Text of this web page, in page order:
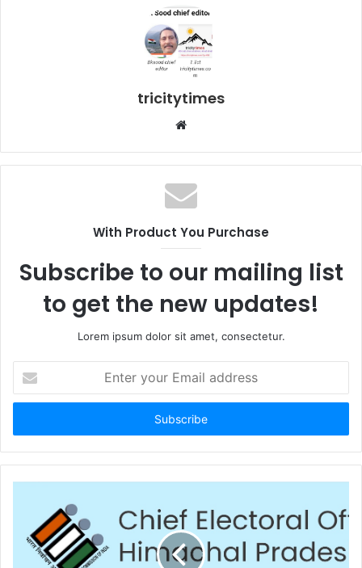
tricitytimes
Website
With Product You Purchase
Subscribe to our mailing list
to get the new updates!
Lorem ipsum dolor sit amet, consectetur.
your
Email